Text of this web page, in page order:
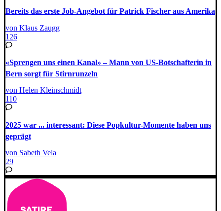
Bereits das erste Job-Angebot für Patrick Fischer aus Amerika
von Klaus Zaugg
126
«Sprengen uns einen Kanal» – Mann von US-Botschafterin in
Bern sorgt für Stirnrunzeln
von Helen Kleinschmidt
110
2025 war ... interessant: Diese Popkultur-Momente haben uns
geprägt
von Sabeth Vela
29